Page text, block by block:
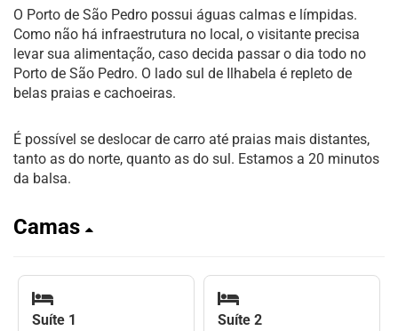
O Porto de São Pedro possui águas calmas e límpidas.
Como não há infraestrutura no local, o visitante precisa
levar sua alimentação, caso decida passar o dia todo no
Porto de São Pedro. O lado sul de Ilhabela é repleto de
belas praias e cachoeiras.
É possível se deslocar de carro até praias mais distantes,
tanto as do norte, quanto as do sul. Estamos a 20 minutos
da balsa.
Camas
Suíte 1 Suíte 2